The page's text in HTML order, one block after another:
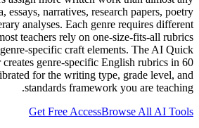
essays, narratives, research papers, poetry
analyses. Each genre requires different
teachers rely on one-size-fits-all rubrics
specific craft elements. The AI Quick
genre-specific English rubrics in 60
for the writing type, grade level, and
standards framework you are teaching.
Get Free AccessBrowse All AI Tools